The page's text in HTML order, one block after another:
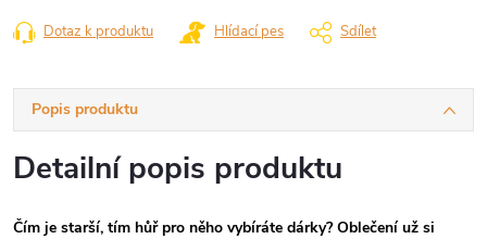
Dotaz k produktu Hlídací pes Sdílet
Popis produktu
Detailní popis produktu
Čím je starší, tím hůř pro něho vybíráte dárky? Oblečení už si